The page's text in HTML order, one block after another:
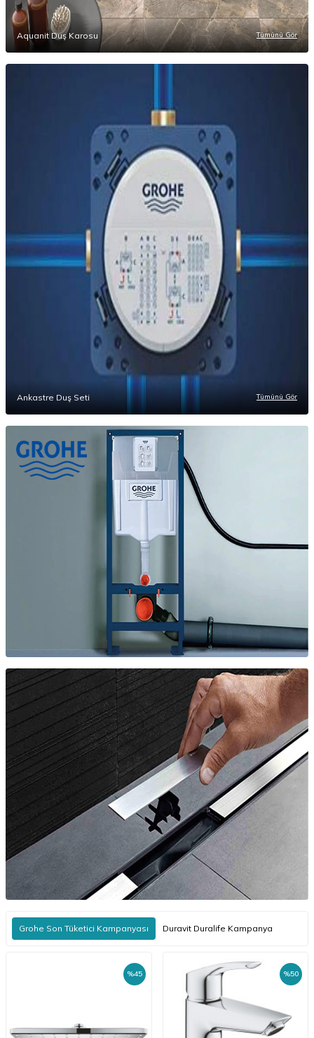
Aquanit Duş Karosu Tümünü Gör
Ankastre Duş Seti Tümünü Gör
Grohe Son Tüketici Kampanyası Duravit Duralife Kampanya
%45 %50